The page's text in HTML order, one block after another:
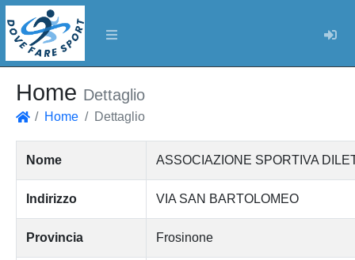
Home Dettaglio
Home Dettaglio
Nome ASSOCIAZIONE SPORTIVA
Indirizzo VIA SAN BARTOLOMEO
Provincia Frosinone